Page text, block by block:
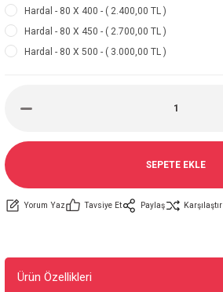
Hardal - 80 X 400 - ( 2.400,00 TL )
Hardal - 80 X 450 - ( 2.700,00 TL )
Hardal - 80 X 500 - ( 3.000,00 TL )
SEPETE EKLE
Yorum Yaz Tavsiye Et Paylaş Karşılaştır
Ürün Özellikleri